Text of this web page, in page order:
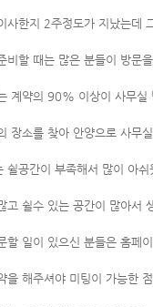
사한지 2주정도가 지났는데
비할 때는 많은 분들이 방문
계약의 90% 이상이 사무실
장소를 찾아 안양으로 사무
쉴공간이 부족해서 많이 아쉬
고 쉴수 있는 공간이 많아서
할 일이 있으신 분들은 홈페
을 해주셔야 미팅이 가능한